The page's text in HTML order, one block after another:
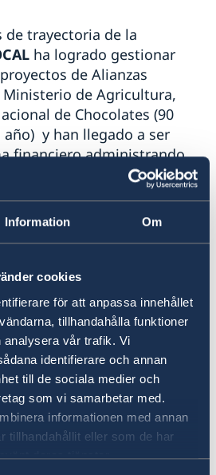
Information Om
cookies
för att anpassa innehållet
tillhandahålla funktioner
vår trafik. Vi
identifierare och annan
till de sociala medier och
som vi samarbetar med.
informationen med annan
tillhandahållit eller som de har
deras tjänster.
de trayectoria de la
ha logrado gestionar
de Alianzas
de Agricultura,
de Chocolates (90
año) y han llegado a ser
financiero administrando
rotatorios especialmente
productivas.
relaciones con redes
La Corporación Alianza
por la Paz – IMP; junto
procesos de formación y
las mujeres del
en temas como
e incidencia,
prevención y
violencia y discriminación
derechos de las mujeres.